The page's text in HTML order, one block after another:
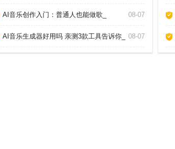
AI音乐创作入门：普通人也能做歌_ 08-07
AI音乐生成器好用吗 亲测3款工具告诉你_ 08-07